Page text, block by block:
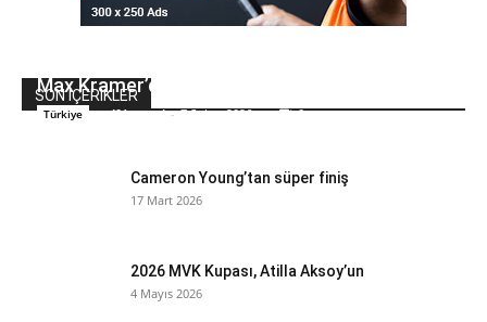
SON İÇERİKLER
Max Kramer’den dördüncü şampiyonluk
Türkiye golfdunyasi - 7 Şubat 2026 0
Cameron Young’tan süper finiş
17 Mart 2026
2026 MVK Kupası, Atilla Aksoy’un
4 Mayıs 2026